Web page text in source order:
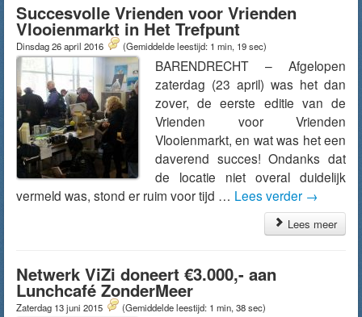
Succesvolle Vrienden voor Vrienden
Vlooienmarkt in Het Trefpunt
Dinsdag 26 april 2016 (Gemiddelde leestijd: 1 min, 19 sec)
BARENDRECHT – Afgelopen
zaterdag (23 april) was het dan
zover, de eerste editie van de
Vrienden voor Vrienden
Vlooienmarkt, en wat was het een
daverend succes! Ondanks dat
de locatie niet overal duidelijk
vermeld was, stond er ruim voor tijd … Lees verder →
Lees meer
Netwerk ViZi doneert €3.000,- aan
Lunchcafé ZonderMeer
Zaterdag 13 juni 2015 (Gemiddelde leestijd: 1 min, 38 sec)